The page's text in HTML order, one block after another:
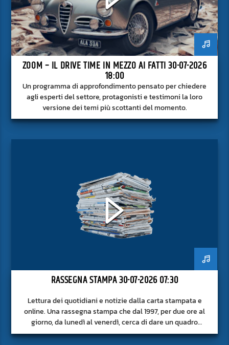
ZOOM – IL DRIVE TIME IN MEZZO AI FATTI 30-07-2026
18:00
Un programma di approfondimento pensato per chiedere
agli esperti del settore, protagonisti e testimoni la loro
versione dei temi più scottanti del momento.
RASSEGNA STAMPA 30-07-2026 07:30
Lettura dei quotidiani e notizie dalla carta stampata e
online. Una rassegna stampa che dal 1997, per due ore al
giorno, da lunedì al venerdì, cerca di dare un quadro
approfondito delle notizie del giorno, senza fermarsi alla